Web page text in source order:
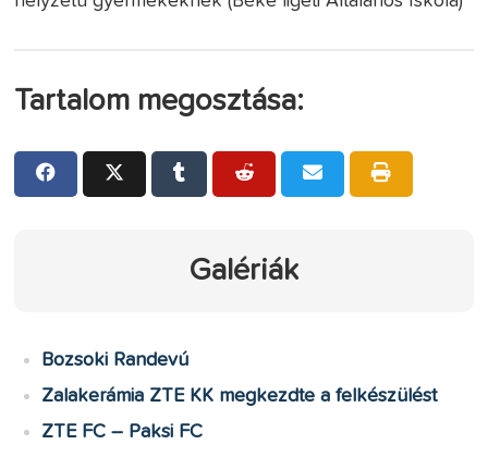
Tartalom megosztása:
Galériák
Bozsoki Randevú
Zalakerámia ZTE KK megkezdte a felkészülést
ZTE FC – Paksi FC